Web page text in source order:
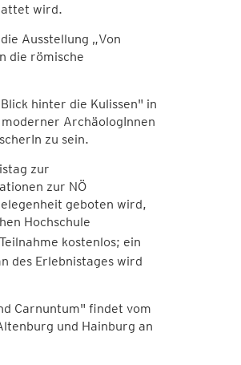
wird.
Ausstellung „Von
die römische
hinter die Kulissen" in
ArchäologInnen
zu sein.
zur
zur NÖ
geboten wird,
Hochschule
kostenlos; ein
des Erlebnistages wird
Carnuntum" findet vom
und Hainburg an